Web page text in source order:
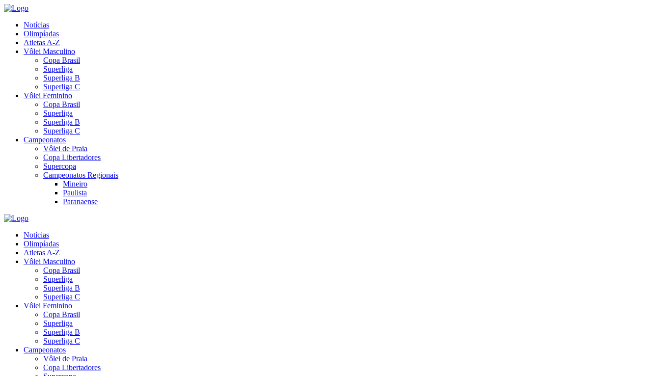
Notícias
Olimpíadas
Atletas A-Z
Vôlei Masculino
Copa Brasil
Superliga
Superliga B
Superliga C
Vôlei Feminino
Copa Brasil
Superliga
Superliga B
Superliga C
Campeonatos
Vôlei de Praia
Copa Libertadores
Supercopa
Campeonatos Regionais
Mineiro
Paulista
Paranaense
Notícias
Olimpíadas
Atletas A-Z
Vôlei Masculino
Copa Brasil
Superliga
Superliga B
Superliga C
Vôlei Feminino
Copa Brasil
Superliga
Superliga B
Superliga C
Campeonatos
Vôlei de Praia
Copa Libertadores